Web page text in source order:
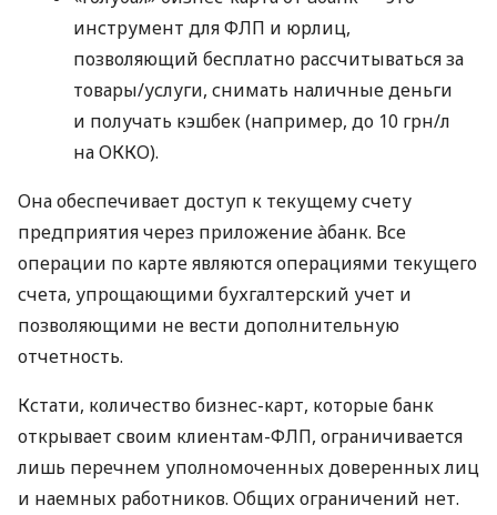
инструмент для ФЛП и юрлиц,
позволяющий бесплатно рассчитываться за
товары/услуги, снимать наличные деньги
и получать кэшбек (например, до 10 грн/л
на ОККО).
Она обеспечивает доступ к текущему счету
предприятия через приложение àбанк. Все
операции по карте являются операциями текущего
счета, упрощающими бухгалтерский учет и
позволяющими не вести дополнительную
отчетность.
Кстати, количество бизнес-карт, которые банк
открывает своим клиентам-ФЛП, ограничивается
лишь перечнем уполномоченных доверенных лиц
и наемных работников. Общих ограничений нет.